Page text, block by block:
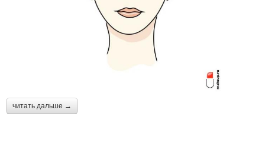
читать дальше →